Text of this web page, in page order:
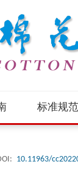
标准规范
10.11963/